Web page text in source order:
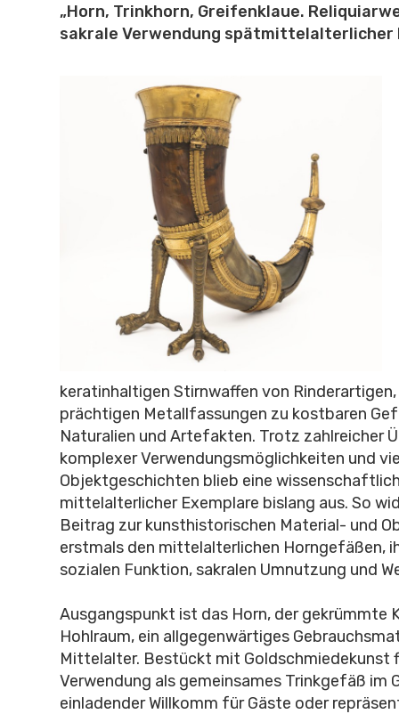
„Horn, Trinkhorn, Greifenklaue.
sakrale Verwendung spätmittelalterlicher
keratinhaltigen Stirnwaffen von Rinderartigen,
prächtigen Metallfassungen zu kostbaren
Naturalien und Artefakten. Trotz zahlreicher
komplexer Verwendungsmöglichkeiten und
Objektgeschichten blieb eine
mittelalterlicher Exemplare bislang aus. So
Beitrag zur kunsthistorischen Material- und
erstmals den mittelalterlichen Horngefäßen,
sozialen Funktion, sakralen Umnutzung und
Ausgangspunkt ist das Horn, der gekrümmte
Hohlraum, ein allgegenwärtiges
Mittelalter. Bestückt mit Goldschmiedekunst
Verwendung als gemeinsames Trinkgefäß im
einladender Willkomm für Gäste oder